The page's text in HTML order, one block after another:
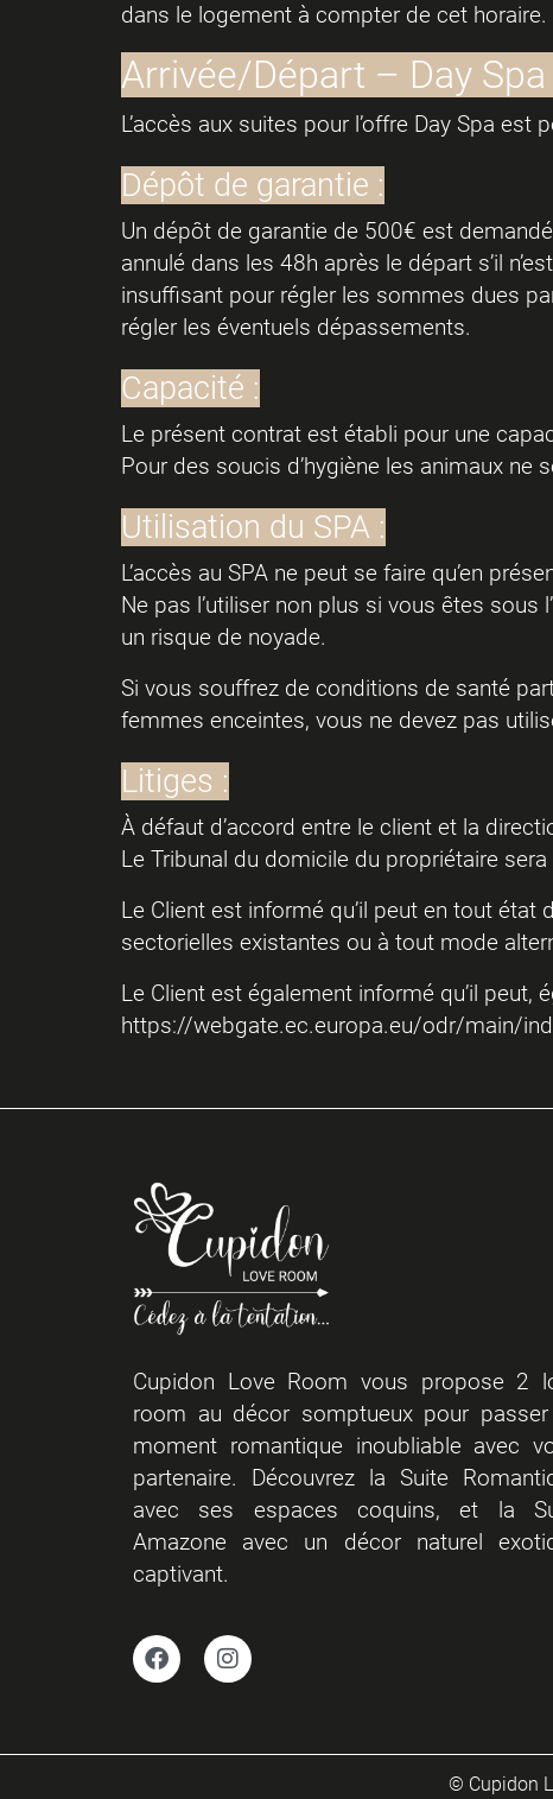
dans le logement à compter de cet horaire.
Arrivée/Départ – Day Spa
L’accès aux suites pour l’offre Day Spa
Dépôt de garantie :
Un dépôt de garantie de 500€ est
annulé dans les 48h après le départ s’il
insuffisant pour régler les sommes dues
régler les éventuels dépassements.
Capacité :
Le présent contrat est établi pour une
Pour des soucis d’hygiène les animaux ne
Utilisation du SPA :
L’accès au SPA ne peut se faire qu’en
Ne pas l’utiliser non plus si vous êtes sous
un risque de noyade.
Si vous souffrez de conditions de santé
femmes enceintes, vous ne devez pas
Litiges :
À défaut d’accord entre le client et la
Le Tribunal du domicile du propriétaire
Le Client est informé qu’il peut en tout
sectorielles existantes ou à tout mode
Le Client est également informé qu’il peut,
https://webgate.ec.europa.eu/odr/main/
Cupidon Love Room vous propose 2
room au décor somptueux pour
moment romantique inoubliable avec
partenaire. Découvrez la Suite
avec ses espaces coquins, et la
Amazone avec un décor naturel
captivant.
© Cupidon